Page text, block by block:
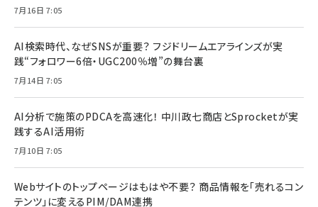
7月16日 7:05
AI検索時代、なぜSNSが重要？ フジドリームエアラインズが実
践“フォロワー6倍・UGC200％増”の舞台裏
7月14日 7:05
AI分析で施策のPDCAを高速化！ 中川政七商店とSprocketが実
践するAI活用術
7月10日 7:05
Webサイトのトップページはもはや不要？ 商品情報を「売れるコン
テンツ」に変えるPIM/DAM連携